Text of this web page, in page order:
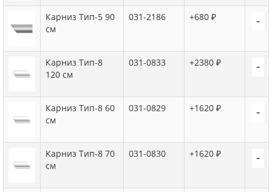
Карниз Тип-5 90
см
031-2186 +680 ₽ -
Карниз Тип-8
120 см
031-0833 +2380 ₽ -
Карниз Тип-8 60
см
031-0829 +1620 ₽ -
Карниз Тип-8 70
см
031-0830 +1620 ₽ -